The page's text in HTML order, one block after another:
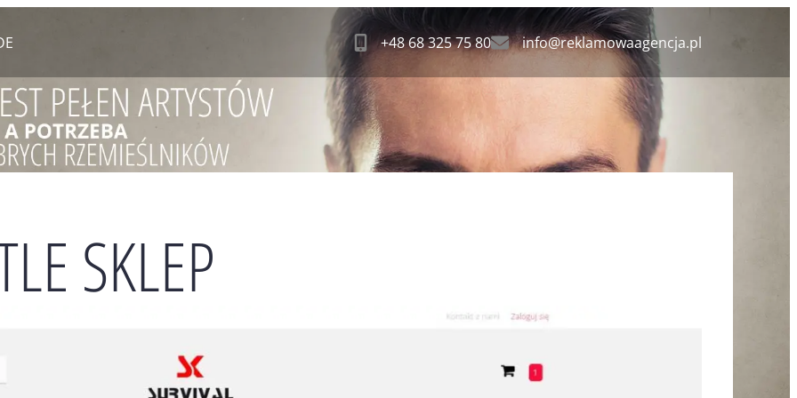
+48 68 325 75 80 info@reklamowaagencja.pl
SKLEP